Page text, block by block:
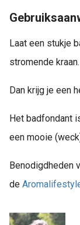
Laat een stukje
stromende kraan.
Dan krijg je een
Het badfondant
een mooie
Benodigdheden
de